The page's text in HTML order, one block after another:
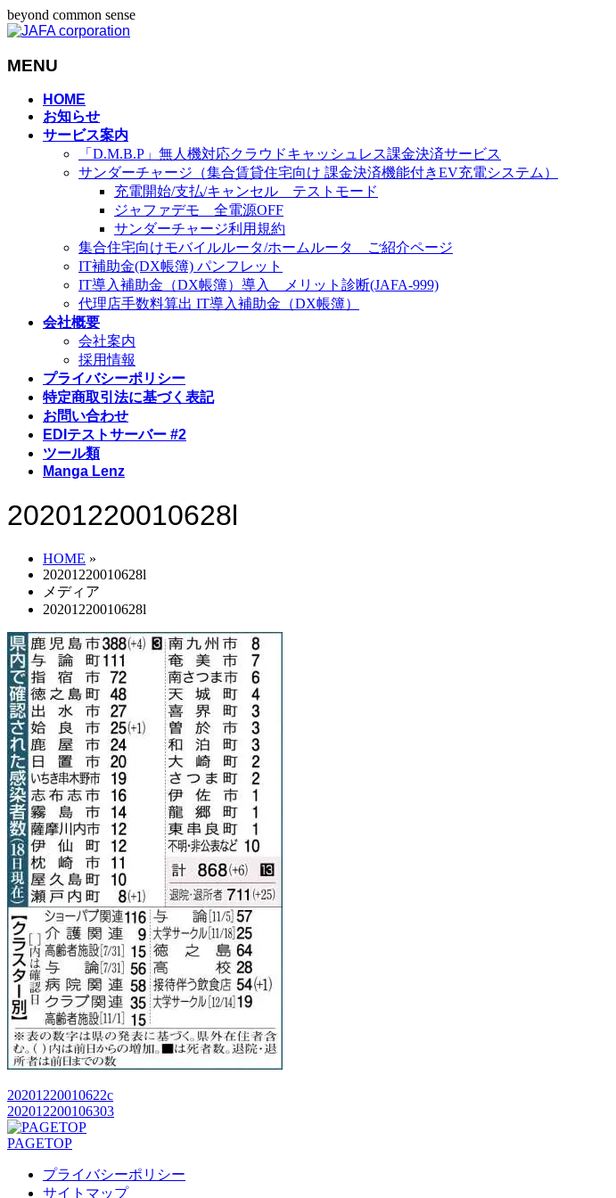
beyond common sense
MENU
HOME
お知らせ
サービス案内
「D.M.B.P」無人機対応クラウドキャッシュレス課金決済サービス
サンダーチャージ（集合賃貸住宅向け 課金決済機能付きEV充電システム）
充電開始/支払/キャンセル テストモード
ジャファデモ 全電源OFF
サンダーチャージ利用規約
集合住宅向けモバイルルータ/ホームルータ ご紹介ページ
IT補助金(DX帳簿) パンフレット
IT導入補助金（DX帳簿）導入 メリット診断(JAFA-999)
代理店手数料算出 IT導入補助金（DX帳簿）
会社概要
会社案内
採用情報
プライバシーポリシー
特定商取引法に基づく表記
お問い合わせ
EDIテストサーバー #2
ツール類
Manga Lenz
20201220010628l
HOME »
20201220010628l
メディア
20201220010628l
20201220010622c
202012200106303
PAGETOP
プライバシーポリシー
サイトマップ